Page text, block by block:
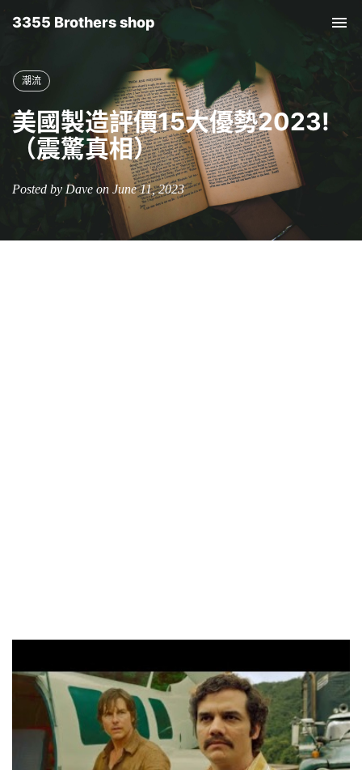
3355 Brothers shop
潮流
美國製造評價15大優勢2023!
（震驚真相）
Posted by Dave on June 11, 2023